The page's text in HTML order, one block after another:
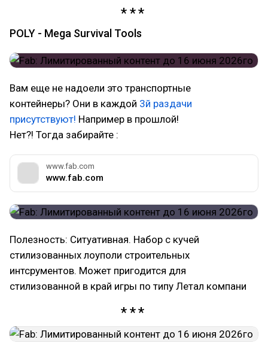
POLY - Mega Survival Tools
Вам еще не надоели это транспортные
контейнеры? Они в каждой 3й раздачи
присутствуют! Например в прошлой!
Нет?! Тогда забирайте :
www.fab.com
www.fab.com
Полезность: Ситуативная. Набор с кучей
стилизованных лоуполи строительных
интсрументов. Может пригодится для
стилизованной в край игры по типу Летал компани